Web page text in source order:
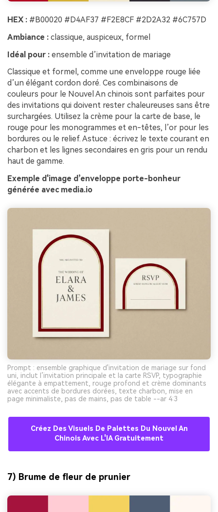
HEX : #B00020 #D4AF37 #F2E8CF #2D2A32 #6C757D
Ambiance : classique, auspiceux, formel
Idéal pour : ensemble d’invitation de mariage
Classique et formel, comme une enveloppe rouge liée
d’un élégant cordon doré. Ces combinaisons de
couleurs pour le Nouvel An chinois sont parfaites pour
des invitations qui doivent rester chaleureuses sans être
surchargées. Utilisez la crème pour la carte de base, le
rouge pour les monogrammes et en-têtes, l’or pour les
bordures ou le relief. Astuce : écrivez le texte courant en
charbon et les lignes secondaires en gris pour un rendu
haut de gamme.
Exemple d'image d’enveloppe porte-bonheur
générée avec media.io
Prompt : ensemble graphique d'invitation de mariage sur fond
uni, inclut l’invitation principale et la carte RSVP, typographie
élégante à empattement, rouge profond et crème dominants
avec accents de bordures dorées, texte charbon, mise en
page minimaliste, pas de mains, pas de table --ar 4:3
Créez Des Visuels De Palettes Du Nouvel An
Chinois Avec L'IA Gratuitement
7) Brume de fleur de prunier